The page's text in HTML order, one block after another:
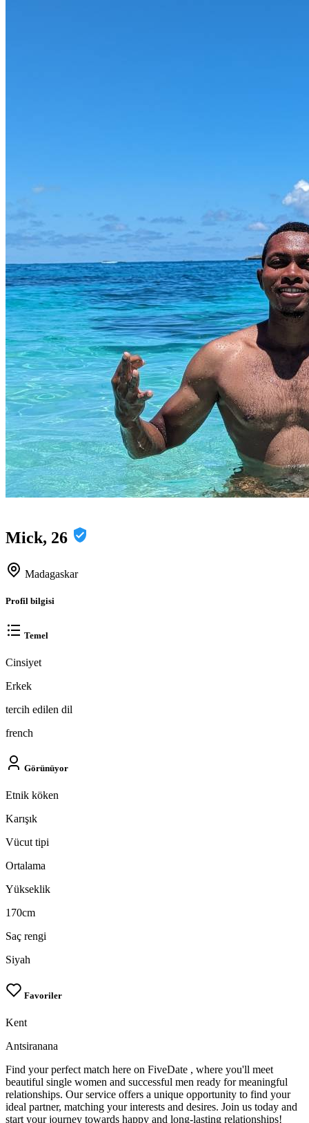
Mick, 26
Madagaskar
Profil bilgisi
Temel
Cinsiyet
Erkek
tercih edilen dil
french
Görünüyor
Etnik köken
Karışık
Vücut tipi
Ortalama
Yükseklik
170cm
Saç rengi
Siyah
Favoriler
Kent
Antsiranana
Find your perfect match here on FiveDate , where you'll meet
beautiful single women and successful men ready for meaningful
relationships. Our service offers a unique opportunity to find your
ideal partner, matching your interests and desires. Join us today and
start your journey towards happy and long-lasting relationships!